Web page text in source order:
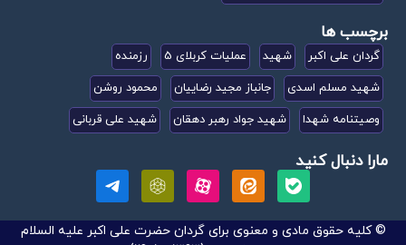
برچسب ها
گردان علی اکبر شهید عملیات کربلای 5
رزمنده
شهید مسلم اسدی
جانباز مجید رضاییان
محمود روشن
وصیتنامه شهدا
شهید جواد رهبر دهقان شهید علی قربانی
مارا دنبال کنید
© کلیه حقوق مادی و معنوی برای گردان حضرت علی اکبر علیه السلام